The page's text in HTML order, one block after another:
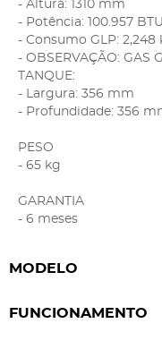
- Altura: 1310 mm
- Potência: 100.957
- Consumo GLP: 2,248
- OBSERVAÇÃO: GAS
TANQUE:
- Largura: 356 mm
- Profundidade: 356
PESO
- 65 kg
GARANTIA
- 6 meses
MODELO
FUNCIONAMENTO